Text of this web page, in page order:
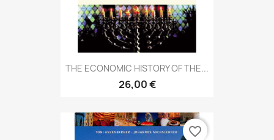
THE ECONOMIC HISTORY OF THE...
26,00 €
favorite_border